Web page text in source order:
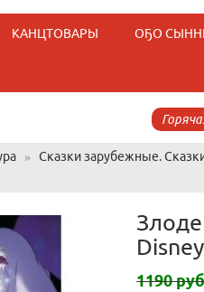
КАНЦТОВАРЫ ОҔО
» Сказки зарубежные.
Disney
1190